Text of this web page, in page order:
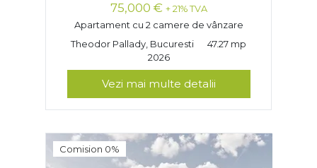
75,000 € + 21% TVA
Apartament cu 2 camere de vânzare
Theodor Pallady, Bucuresti
47.27 mp
2026
Vezi mai multe detalii
Comision 0%